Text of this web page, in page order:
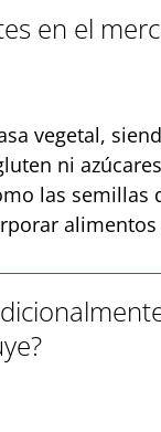
en el
vegetal,
ni
las semillas